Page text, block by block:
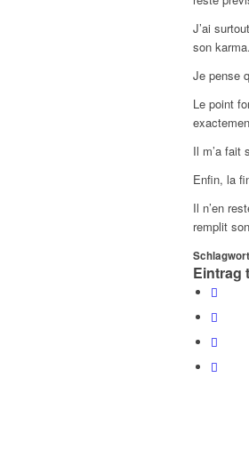
J’ai
son karma.
Je pense
Le point
Il m’a fait
Enfin, la
Il n’en
remplit
Eintrag